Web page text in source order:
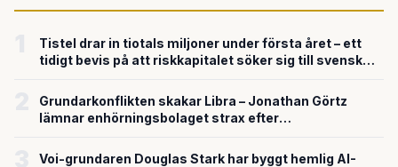
Tistel drar in tiotals miljoner under första året – ett
tidigt bevis på att riskkapitalet söker sig till svensk
Grundarkonflikten skakar Libra – Jonathan Görtz
lämnar enhörningsbolaget strax efter
Voi-grundaren Douglas Stark har byggt hemlig AI-